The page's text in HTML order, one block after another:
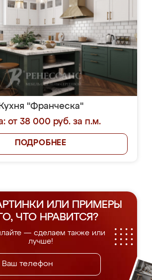
Кухня "Франческа"
от 38 000 руб. за п.м.
ПОДРОБНЕЕ
ИЛИ ПРИМЕРЫ
ЧТО НРАВИТСЯ?
— сделаем также или
лучше!